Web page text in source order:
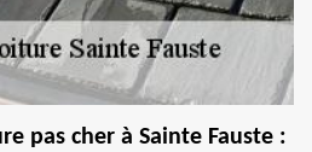
pas cher à Sainte Fauste :